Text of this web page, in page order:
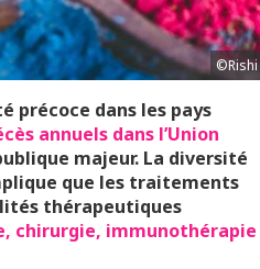
©Rishi
précoce dans les pays
annuels dans l’Union
majeur. La diversité
que les traitements
thérapeutiques
chirurgie, immunothérapie